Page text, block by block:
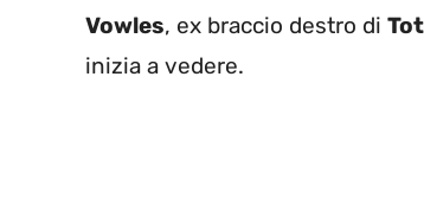
Vowles, ex braccio destro di
inizia a vedere.